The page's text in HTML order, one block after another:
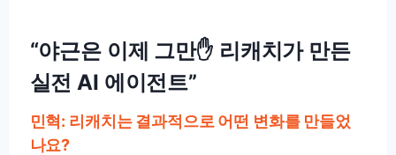
“야근은 이제 그만✋ 리캐치가 만든
실전 AI 에이전트”
민혁: 리캐치는 결과적으로 어떤 변화를 만들었
나요?